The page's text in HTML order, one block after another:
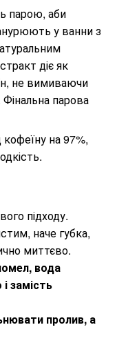
парою, аби
у ванни з
діє як
не вимиваючи
парова
кофеїну на 97%,
підходу.
наче губка,
миттєво.
вода
замість
пролив, а